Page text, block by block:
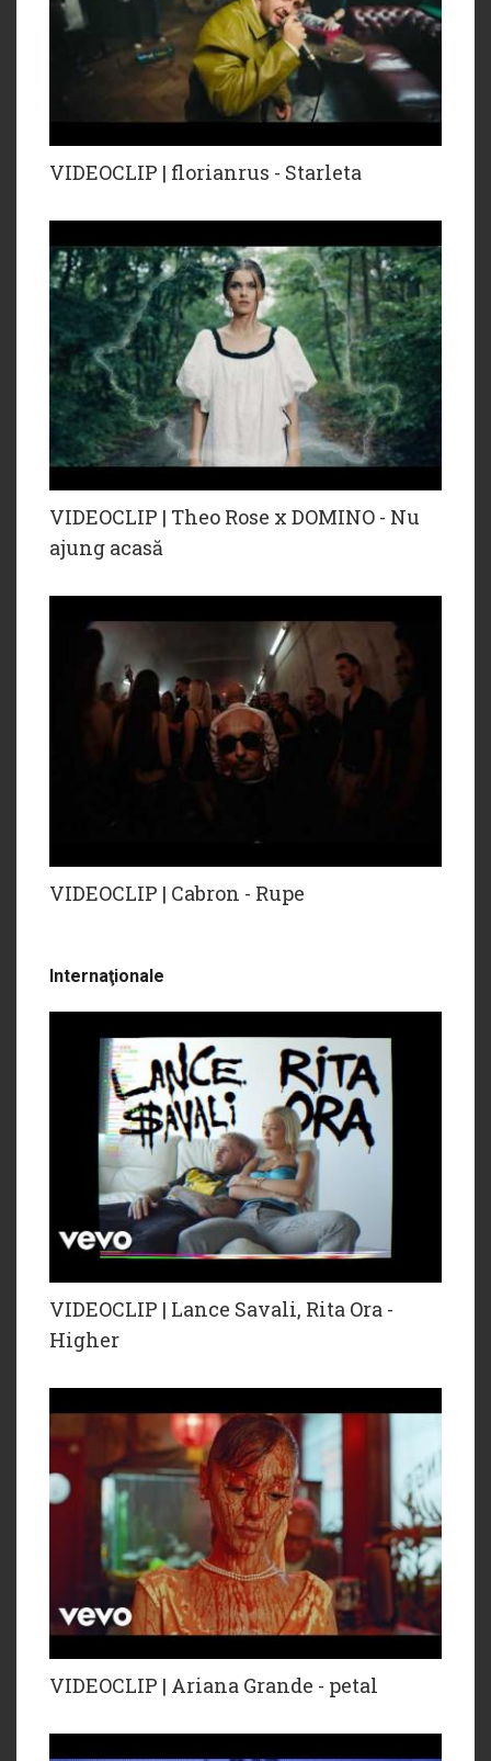
VIDEOCLIP | florianrus - Starleta
VIDEOCLIP | Theo Rose x DOMINO - Nu
ajung acasă
VIDEOCLIP | Cabron - Rupe
Internaţionale
VIDEOCLIP | Lance Savali, Rita Ora -
Higher
VIDEOCLIP | Ariana Grande - petal